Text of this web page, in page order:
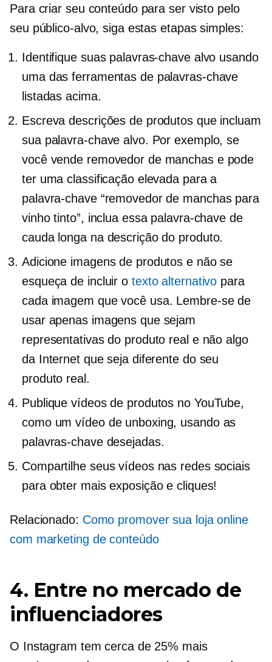
Para criar seu conteúdo para ser visto pelo
seu público-alvo, siga estas etapas simples:
Identifique suas palavras-chave alvo usando
uma das ferramentas de palavras-chave
listadas acima.
Escreva descrições de produtos que incluam
sua palavra-chave alvo. Por exemplo, se
você vende removedor de manchas e pode
ter uma classificação elevada para a
palavra-chave “removedor de manchas para
vinho tinto”, inclua essa palavra-chave de
cauda longa na descrição do produto.
Adicione imagens de produtos e não se
esqueça de incluir o texto alternativo para
cada imagem que você usa. Lembre-se de
usar apenas imagens que sejam
representativas do produto real e não algo
da Internet que seja diferente do seu
produto real.
Publique vídeos de produtos no YouTube,
como um vídeo de unboxing, usando as
palavras-chave desejadas.
Compartilhe seus vídeos nas redes sociais
para obter mais exposição e cliques!
Relacionado: Como promover sua loja online
com marketing de conteúdo
4. Entre no mercado de
influenciadores
O Instagram tem cerca de 25% mais